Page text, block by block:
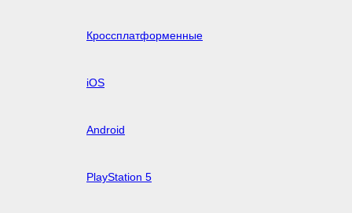
Кроссплатформенные
iOS
Android
PlayStation 5